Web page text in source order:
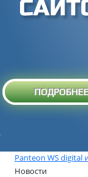
Panteon WS digital
Новости